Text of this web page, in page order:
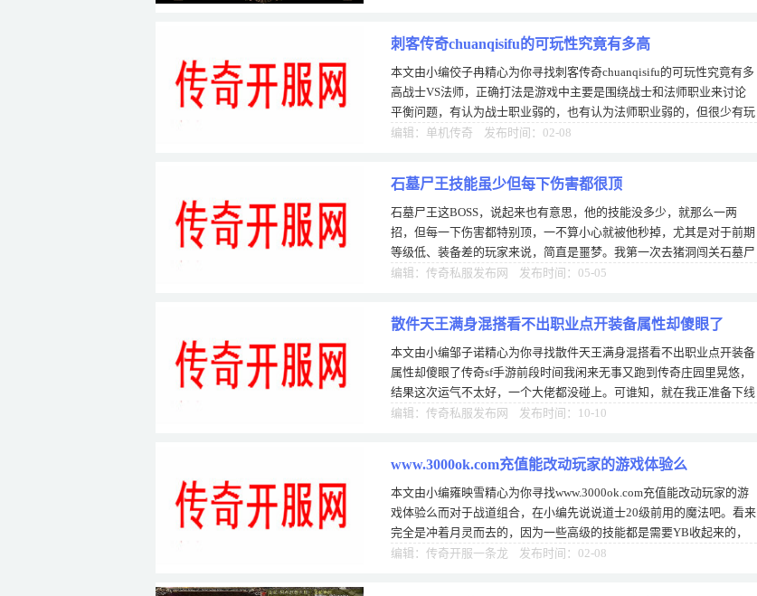
刺客传奇chuanqisifu的可玩性究竟有多高
本文由小编佼子冉精心为你寻找刺客传奇chuanqisifu的可玩性究竟有多
高战士VS法师，正确打法是游戏中主要是围绕战士和法师职业来讨论
平衡问题，有认为战士职业弱的，也有认为法师职业弱的，但很少有玩
家认为道士职业弱。在受到法师魔法攻击
编辑：单机传奇 发布时间：02-08
石墓尸王技能虽少但每下伤害都很顶
石墓尸王这BOSS，说起来也有意思，他的技能没多少，就那么一两
招，但每一下伤害都特别顶，一不算小心就被他秒掉，尤其是对于前期
等级低、装备差的玩家来说，简直是噩梦。我第一次去猪洞闯关石墓尸
王的时候，没摸清他的套路，刚凑上去就被他
编辑：传奇私服发布网 发布时间：05-05
散件天王满身混搭看不出职业点开装备属性却傻眼了
本文由小编邹子诺精心为你寻找散件天王满身混搭看不出职业点开装备
属性却傻眼了传奇sf手游前段时间我闲来无事又跑到传奇庄园里晃悠，
结果这次运气不太好，一个大佬都没碰上。可谁知，就在我正准备下线
的时候，智者无惑突然出现在了我的视野
编辑：传奇私服发布网 发布时间：10-10
www.3000ok.com充值能改动玩家的游戏体验么
本文由小编雍映雪精心为你寻找www.3000ok.com充值能改动玩家的游
戏体验么而对于战道组合，在小编先说说道士20级前用的魔法吧。看来
完全是冲着月灵而去的，因为一些高级的技能都是需要YB收起来的，
想要自176极品火龙版己赚钱基本7、由上可见
编辑：传奇开服一条龙 发布时间：02-08